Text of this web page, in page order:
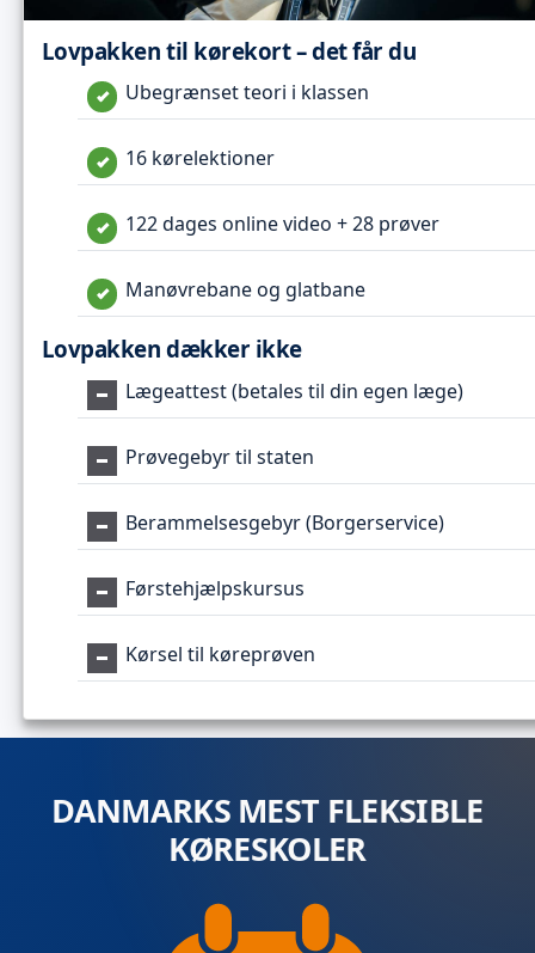
Lovpakken til kørekort – det får du
Ubegrænset teori i klassen
16 kørelektioner
122 dages online video + 28 prøver
Manøvrebane og glatbane
Lovpakken dækker ikke
Lægeattest (betales til din egen læge)
Prøvegebyr til staten
Berammelsesgebyr (Borgerservice)
Førstehjælpskursus
Kørsel til køreprøven
DANMARKS MEST FLEKSIBLE
KØRESKOLER